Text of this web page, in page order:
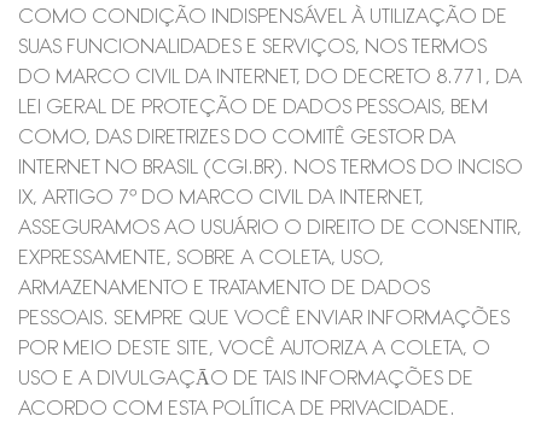
COMO CONDIÇÃO INDISPENSÁVEL À UTILIZAÇÃO DE
SUAS FUNCIONALIDADES E SERVIÇOS, NOS TERMOS
DO MARCO CIVIL DA INTERNET, DO DECRETO 8.771, DA
LEI GERAL DE PROTEÇÃO DE DADOS PESSOAIS, BEM
COMO, DAS DIRETRIZES DO COMITÊ GESTOR DA
INTERNET NO BRASIL (CGI.BR). NOS TERMOS DO INCISO
IX, ARTIGO 7º DO MARCO CIVIL DA INTERNET,
ASSEGURAMOS AO USUÁRIO O DIREITO DE CONSENTIR,
EXPRESSAMENTE, SOBRE A COLETA, USO,
ARMAZENAMENTO E TRATAMENTO DE DADOS
PESSOAIS. SEMPRE QUE VOCÊ ENVIAR INFORMAÇÕES
POR MEIO DESTE SITE, VOCÊ AUTORIZA A COLETA, O
USO E A DIVULGAÇĀO DE TAIS INFORMAÇÕES DE
ACORDO COM ESTA POLÍTICA DE PRIVACIDADE.